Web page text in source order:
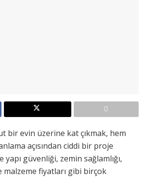
bir evin üzerine kat çıkmak, hem
açısından ciddi bir proje
güvenliği, zemin sağlamlığı,
fiyatları gibi birçok